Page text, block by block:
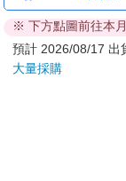
ATM提款機，請
退換貨須知：
**提醒您，鑑賞期
※ 下方點圖前往本
預計 2026/08/17 出
大量採購